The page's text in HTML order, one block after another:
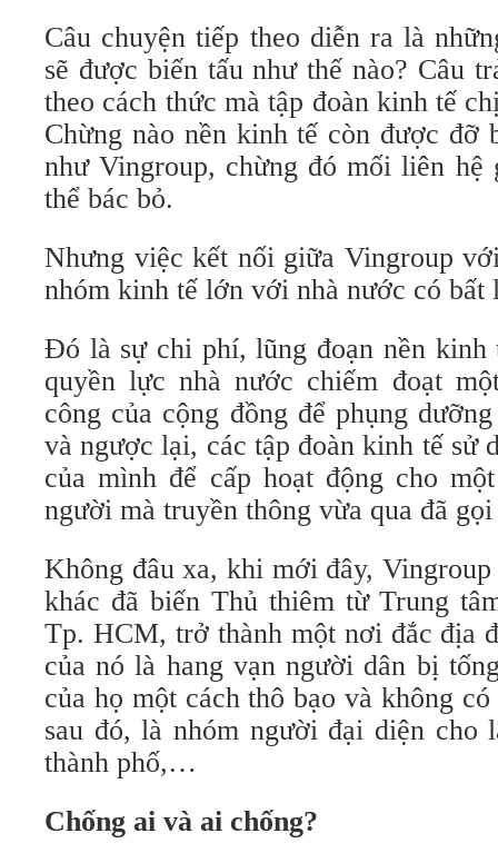
Câu chuyện tiếp theo diễn ra là
sẽ được biến tấu như thế nào? Câu
theo cách thức mà tập đoàn kinh tế
Chừng nào nền kinh tế còn được đỡ
như Vingroup, chừng đó mối liên hệ
thể bác bỏ.
Nhưng việc kết nối giữa Vingroup
nhóm kinh tế lớn với nhà nước có bất
Đó là sự chi phí, lũng đoạn nền kinh
quyền lực nhà nước chiếm đoạt
công của cộng đồng để phụng
và ngược lại, các tập đoàn kinh tế sử
của mình để cấp hoạt động cho
người mà truyền thông vừa qua đã
Không đâu xa, khi mới đây,
khác đã biến Thủ thiêm từ Trung
Tp. HCM, trở thành một nơi đắc địa
của nó là hang vạn người dân bị
của họ một cách thô bạo và không
sau đó, là nhóm người đại diện cho
thành phố,…
Chống ai và ai chống?